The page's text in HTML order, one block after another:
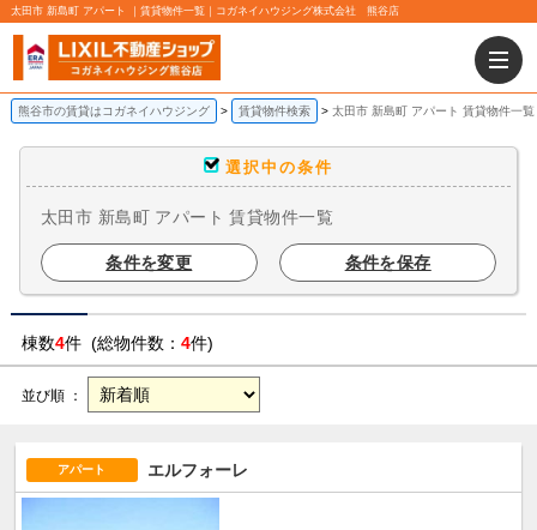
太田市 新島町 アパート ｜賃貸物件一覧｜コガネイハウジング株式会社 熊谷店
熊谷市の賃貸はコガネイハウジング 賃貸物件検索 太田市 新島町 アパート 賃貸物件一覧
選択中の条件
太田市 新島町 アパート 賃貸物件一覧
条件を変更 条件を保存
棟数4件 (総物件数： 4件)
並び順 ：
アパート エルフォーレ